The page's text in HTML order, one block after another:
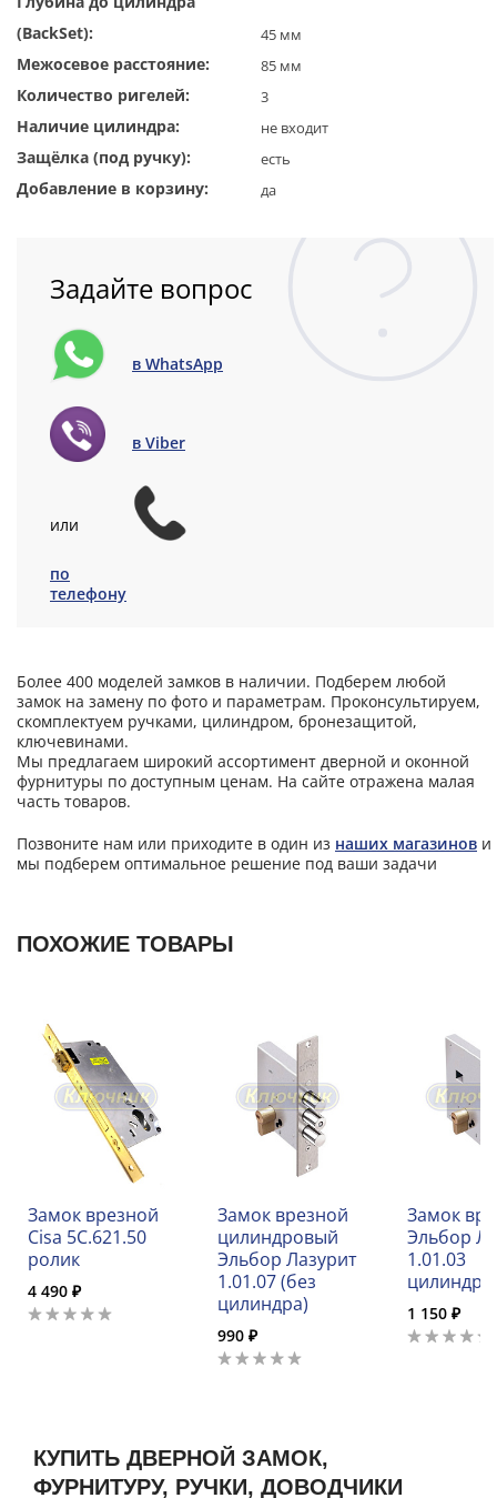
(BackSet):
45 мм
Межосевое расстояние: 85 мм
Количество ригелей: 3
Наличие цилиндра: не входит
Защёлка (под ручку): есть
Добавление в корзину: да
Задайте вопрос
в WhatsApp
в Viber
или
по
телефону
Более 400 моделей замков в наличии. Подберем любой
замок на замену по фото и параметрам. Проконсультируем,
скомплектуем ручками, цилиндром, бронезащитой,
ключевинами.
Мы предлагаем широкий ассортимент дверной и оконной
фурнитуры по доступным ценам. На сайте отражена малая
часть товаров.
Позвоните нам или приходите в один из наших магазинов и
мы подберем оптимальное решение под ваши задачи
ПОХОЖИЕ ТОВАРЫ
Замок врезной
Cisa 5C.621.50
ролик
4 490 ₽
Замок врезной
цилиндровый
Эльбор Лазурит
1.01.07 (без
цилиндра)
990 ₽
Замок
Эльбор
1.01.03
1 150 ₽
КУПИТЬ ДВЕРНОЙ ЗАМОК,
ФУРНИТУРУ, РУЧКИ, ДОВОДЧИКИ